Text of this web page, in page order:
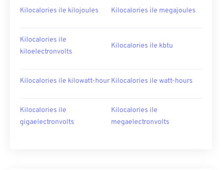
Kilocalories ile kilojoules Kilocalories ile megajoules
Kilocalories ile
kiloelectronvolts
Kilocalories ile kbtu
Kilocalories ile kilowatt-hour Kilocalories ile watt-hours
Kilocalories ile
gigaelectronvolts
Kilocalories ile
megaelectronvolts